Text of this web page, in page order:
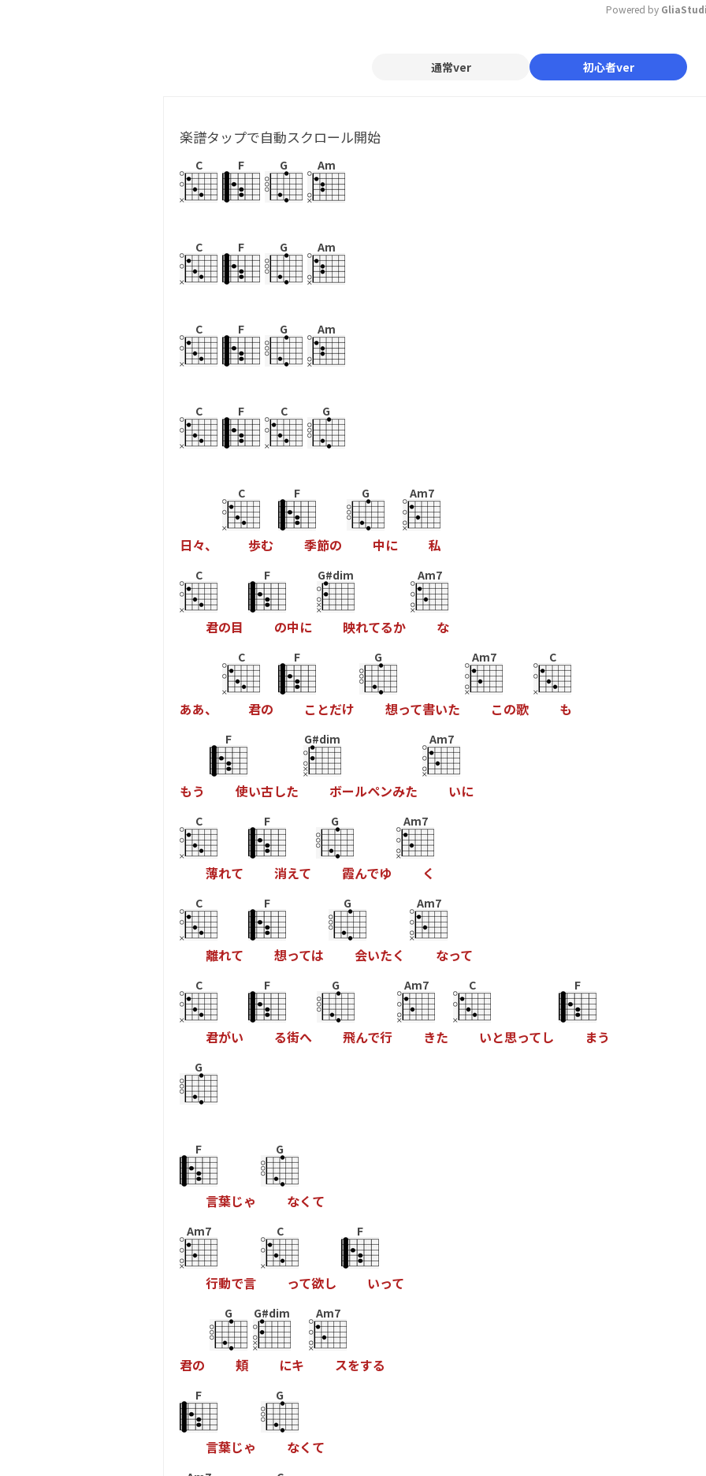
Mute
Powered by
通常ver 初心者ver
楽譜タップで自動スクロール開始
C F G Am
C F G Am
C F G Am
C F C G
日々、
C
歩む
F
季節の
G
中に
Am7
私
C
君の目
F
の中に
G#dim
映れてるか
Am7
な
ああ、
C
君の
F
こ とだけ
G
想って書いた
Am7
この歌
C
も
もう
F
使い古した
G#dim
ボールペンみた
Am7
いに
C
薄れて
F
消えて
G
霞んでゆ
Am7
く
C
離れて
F
想っては
G
会いたく
Am7
なって
C
君がい
F
る街へ
G
飛んで行
Am7
きた
C
いと思ってし
F
まう
G
F
言葉じゃ
G
なく て
Am7
行動で言
C
って欲し
F
いって
君の
G
頬
G#dim
にキ
Am7
スをする
F
言葉じゃ
G
なく て